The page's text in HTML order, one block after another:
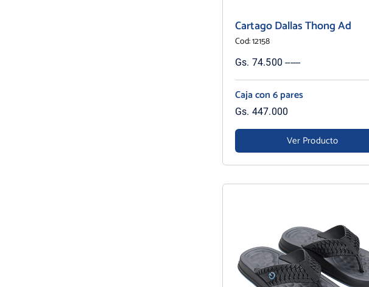
Cartago Dallas Thong Ad
Cod: 12158
Gs. 74.500 ------
Caja con 6 pares
Gs. 447.000
Ver Producto